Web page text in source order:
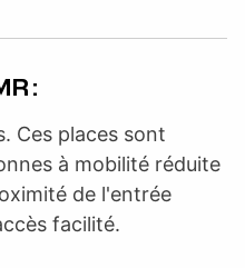
:
Ces places sont
à mobilité réduite
de l'entrée
facilité.